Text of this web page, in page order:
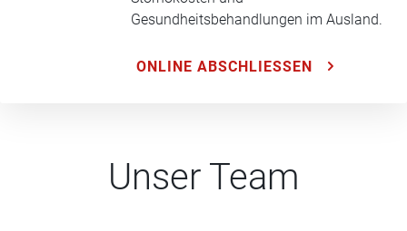
Gesundheitsbehandlungen im Ausland.
ONLINE ABSCHLIESSEN
Unser Team